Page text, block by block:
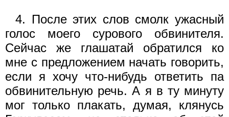
4. После этих слов смолк ужасный
голос моего сурового обвинителя.
Сейчас же глашатай обратился ко
мне с предложением начать говорить,
если я хочу что-нибудь ответить па
обвинительную речь. А я в ту минуту
мог только плакать, думая, клянусь